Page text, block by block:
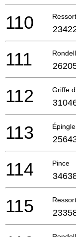
110
111
Griffe
112
113
Pince
114
115